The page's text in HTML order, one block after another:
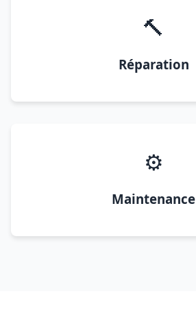
🔨
Réparation
⚙️
Maintenance